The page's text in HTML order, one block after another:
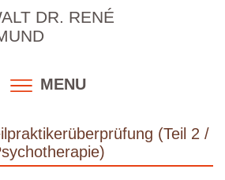
MENU
(Teil 2 /